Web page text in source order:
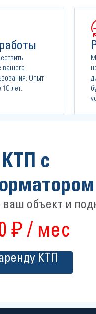
вашего
Опыт
лет.
с
ваш объект и
₽ / мес
КТП